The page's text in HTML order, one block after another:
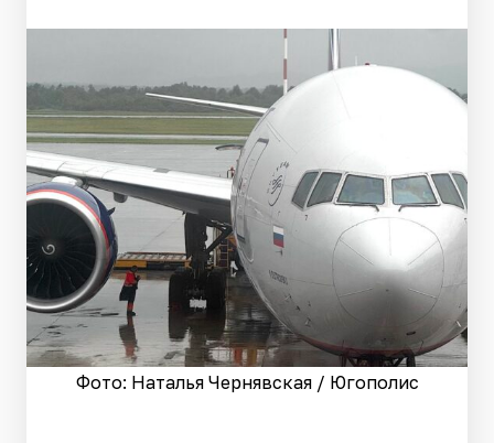
Фото: Наталья Чернявская / Югополис